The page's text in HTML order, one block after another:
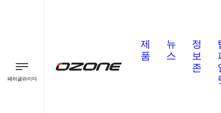
패러글라이더
제
품
뉴
스
정
보
존